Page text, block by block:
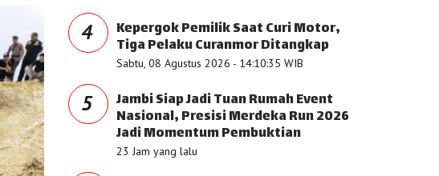
4 Kepergok Pemilik Saat Curi Motor,
Tiga Pelaku Curanmor Ditangkap
Sabtu, 08 Agustus 2026 - 14:10:35 WIB
5 Jambi Siap Jadi Tuan Rumah Event
Nasional, Presisi Merdeka Run 2026
Jadi Momentum Pembuktian
23 Jam yang lalu